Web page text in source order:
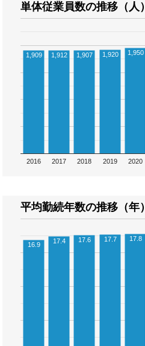
単体従業員数の推移（人）
2016 2017 2018 2019 2020
1,909 1,912 1,907 1,920 1,950
平均勤続年数の推移（年）
16.9 17.4 17.6 17.7 17.8